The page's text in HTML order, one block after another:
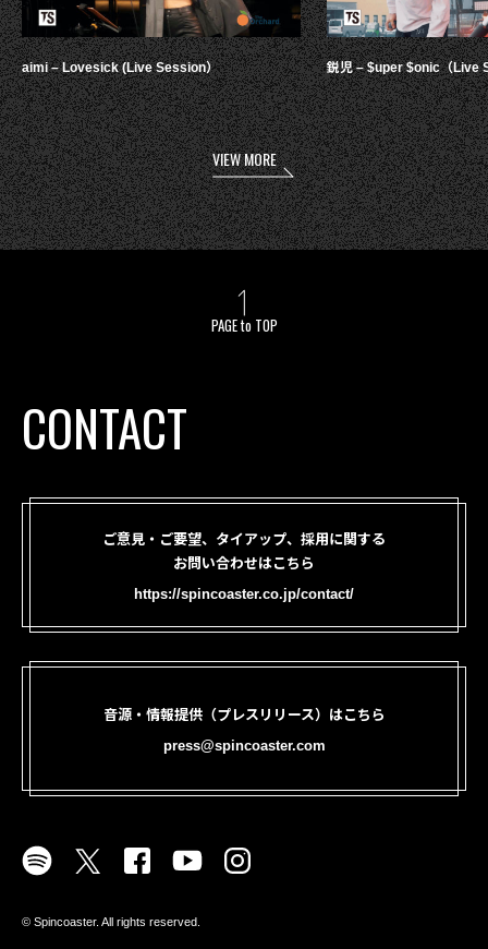
aimi – Lovesick (Live Session） 鋭児 – $uper $onic（Live
VIEW MORE
PAGE to TOP
CONTACT
ご意見・ご要望、タイアップ、採用に関する
お問い合わせはこちら
https://spincoaster.co.jp/contact/
音源・情報提供（プレスリリース）はこちら
press@spincoaster.com
©︎ Spincoaster. All rights reserved.